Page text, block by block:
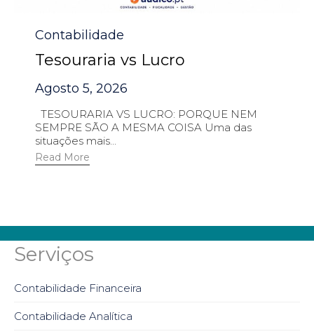
Category
Contabilidade
Tesouraria vs Lucro
Agosto 5, 2026
TESOURARIA VS LUCRO: PORQUE NEM
SEMPRE SÃO A MESMA COISA Uma das
situações mais...
Read More
Serviços
Contabilidade Financeira
Contabilidade Analítica